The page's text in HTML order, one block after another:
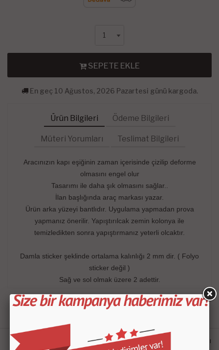
SEPETE EKLE
En geç 10 Ağustos, 2026 Pazartesi günü kargoda.
Ürün Bilgileri Ödeme Bilgileri
Müteri Yorumları Teslimat Bilgileri
Aracınızın kapı eşiğinin zaman içerisinde çizilip deforme
olmasını engel olur
Tasarımı ile daha şık olmasını sağlar..
İlan başlığında araç markası yazar.
Ürün arka yüzeyi bantlıdır. Uygulama yapmadan prova
yapmanız önerilir. Yapıştırılcak zemin kolonya ile
temizledikten sonra yapıştırmanız yeterli olcaktır.
Damla sticker şeklinde ortalama kalınlığı 2 mm dir. ( Folyo
sticker değil )
Sağ ve sol olmak üzere 2 adettir.
Kolay Değişim İmkanı